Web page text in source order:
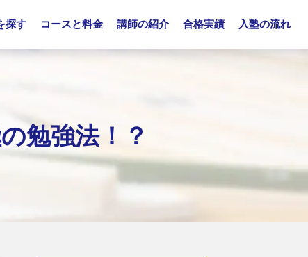
探す コースと料金 講師の紹介 合格実績 入塾の流れ
勉強法！？